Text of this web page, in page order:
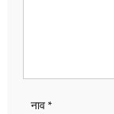
नाव*